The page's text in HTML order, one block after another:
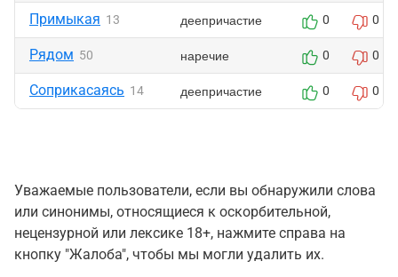
Примыкая 13 деепричастие 0 0
Рядом 50 наречие 0 0
Соприкасаясь 14 деепричастие 0 0
Уважаемые пользователи, если вы обнаружили слова
или синонимы, относящиеся к оскорбительной,
нецензурной или лексике 18+, нажмите справа на
кнопку "Жалоба", чтобы мы могли удалить их.